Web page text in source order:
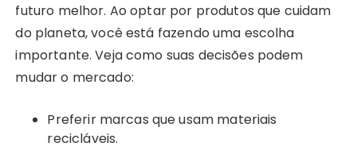
futuro melhor. Ao optar por produtos que cuidam
do planeta, você está fazendo uma escolha
importante. Veja como suas decisões podem
mudar o mercado:
Preferir marcas que usam materiais
recicláveis.